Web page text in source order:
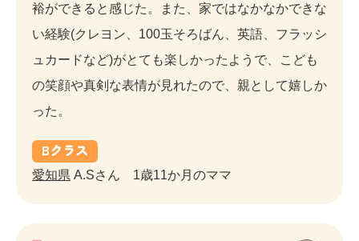
裕ができると感じた。また、家ではなかなかできな
い経験(クレヨン、100玉そろばん、英語、フラッシ
ュカードなど)がとても楽しかったようで、こども
の笑顔や真剣な表情が見れたので、親として嬉しか
った。
Bクラス
愛知県 A.Sさん 1歳11か月のママ